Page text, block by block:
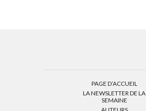
PAGE D’ACCUEIL
LA NEWSLETTER DE LA
SEMAINE